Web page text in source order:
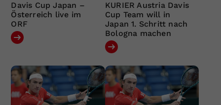
Davis Cup Japan –
Österreich live im
ORF
KURIER Austria Davis
Cup Team will in
Japan 1. Schritt nach
Bologna machen